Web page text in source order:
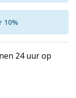
10%
24 uur op